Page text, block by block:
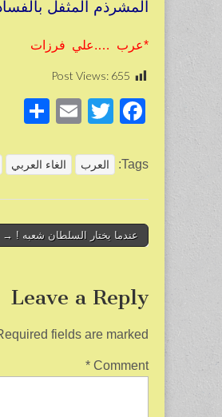
المشرذم المثفل
*عرب ….علي فرزات
Post Views: 655
F
c
o
k
T
tt
E
ail
ar
Tags: العرب الغاء العربي
Post
عندما يختار السلطان شعبه ! →
Leave a Reply
fields are marked
Comment
*